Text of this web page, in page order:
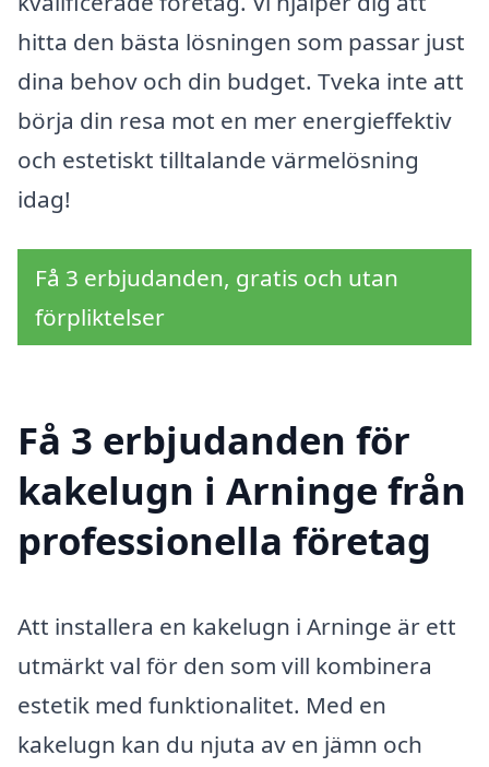
hitta den bästa lösningen som passar just
dina behov och din budget. Tveka inte att
börja din resa mot en mer energieffektiv
och estetiskt tilltalande värmelösning
idag!
Få 3 erbjudanden, gratis och utan
förpliktelser
Få 3 erbjudanden för
kakelugn i Arninge från
professionella företag
Att installera en kakelugn i Arninge är ett
utmärkt val för den som vill kombinera
estetik med funktionalitet. Med en
kakelugn kan du njuta av en jämn och